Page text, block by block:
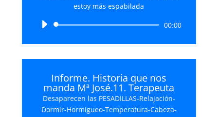
estoy más espabilada
Reproductor
audio
00:00
Informe. Historia que nos
manda Mª José.11. Terapeuta
Desaparecen las PESADILLAS-Relajación-
Dormir-Hormigueo-Temperatura-Cabeza-